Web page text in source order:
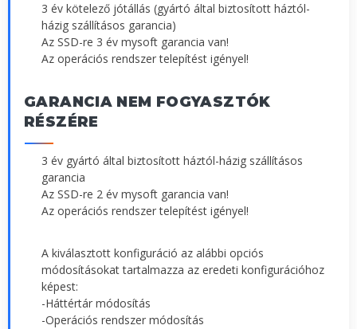
3 év kötelező jótállás (gyártó által biztosított háztól-
házig szállításos garancia)
Az SSD-re 3 év mysoft garancia van!
Az operációs rendszer telepítést igényel!
GARANCIA NEM FOGYASZTÓK
RÉSZÉRE
3 év gyártó által biztosított háztól-házig szállításos
garancia
Az SSD-re 2 év mysoft garancia van!
Az operációs rendszer telepítést igényel!
A kiválasztott konfiguráció az alábbi opciós
módosításokat tartalmazza az eredeti konfigurációhoz
képest:
-Háttértár módosítás
-Operációs rendszer módosítás